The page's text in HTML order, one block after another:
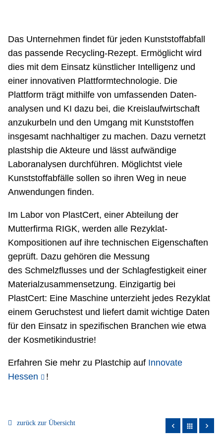
Das Unternehmen findet für jeden Kunststoff­abfall
das passende Recycling-Rezept. Ermöglicht wird
dies mit dem Einsatz künstlicher Intelligenz und
einer innovativen Platt­form­­technologie. Die
Plattform trägt mithilfe von umfassenden Daten­
analysen und KI dazu bei, die Kreislauf­wirtschaft
anzukurbeln und den Umgang mit Kunststoffen
insgesamt nachhaltiger zu machen. Dazu vernetzt
plastship die Akteure und lässt aufwändige
Laboranalysen durchführen. Möglichtst viele
Kunststoff­abfälle sollen so ihren Weg in neue
Anwendungen finden.
Im Labor von PlastCert, einer Abteilung der
Mutterfirma RIGK, werden alle Rezyklat-
Kompositionen auf ihre technischen Eigenschaften
geprüft. Dazu gehören die Messung
des Schmelzflusses und der Schlagfestigkeit einer
Materialzusammensetzung. Einzigartig bei
PlastCert: Eine Maschine unterzieht jedes Rezyklat
einem Geruchstest und liefert damit wichtige Daten
für den Einsatz in spezifischen Branchen wie etwa
der Kosmetikindustrie!
Erfahren Sie mehr zu Plastchip auf Innovate
Hessen
!
zurück zur Übersicht apps